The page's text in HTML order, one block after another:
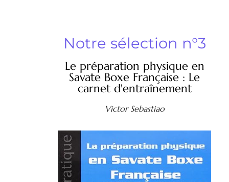
Notre sélection n°3
Le préparation physique en
Savate Boxe Française : Le
carnet d'entraînement
Victor Sebastiao